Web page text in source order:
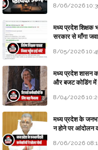
8/06/2026
मध्य प्रदेश शिक्षक
सरकार से माँगा
8/05/2026
मध्य प्रदेश शासन
और बजट कोडिंग में
8/04/2026
मध्य प्रदेश के
न होने पर आंदोलन
8/06/2026